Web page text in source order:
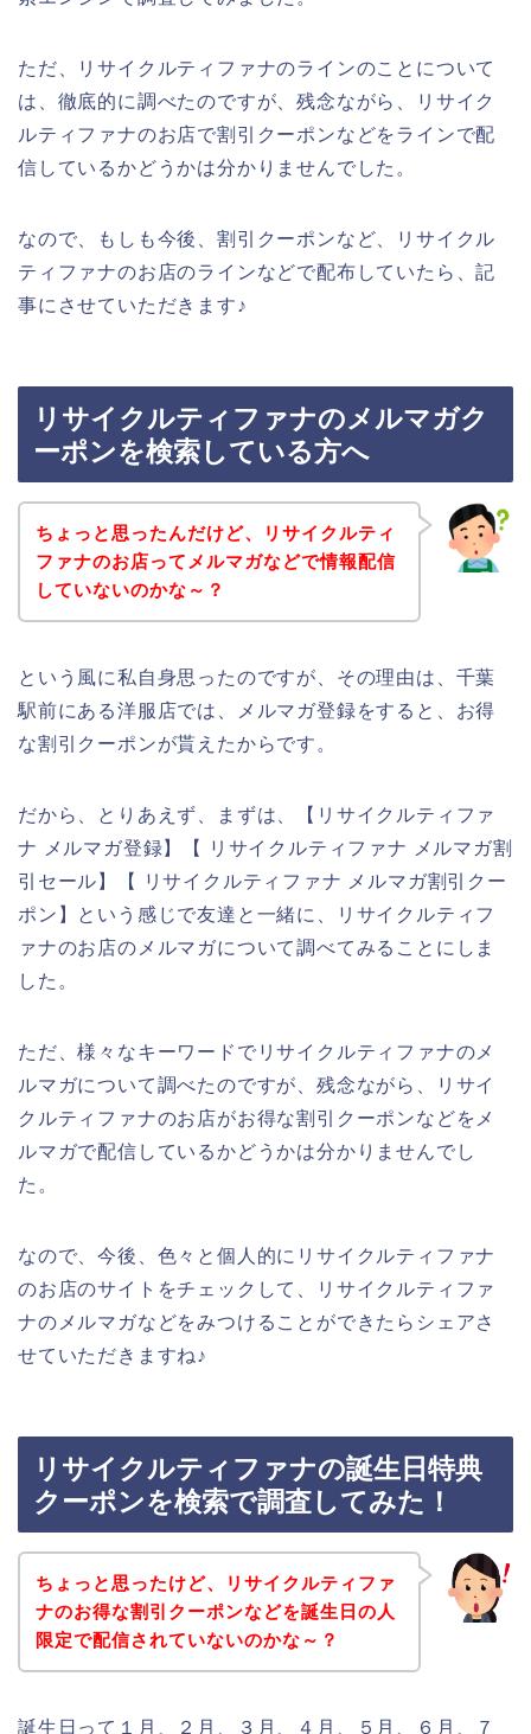
ただ、リサイクルティファナのラインのことについて
は、徹底的に調べたのですが、残念ながら、リサイク
ルティファナのお店で割引クーポンなどをラインで配
信しているかどうかは分かりませんでした。
なので、もしも今後、割引クーポンなど、リサイクル
ティファナのお店のラインなどで配布していたら、記
事にさせていただきます♪
リサイクルティファナのメルマガク
ーポンを検索している方へ
ちょっと思ったんだけど、リサイクルティ
ファナのお店ってメルマガなどで情報配信
していないのかな～？
という風に私自身思ったのですが、その理由は、千葉
駅前にある洋服店では、メルマガ登録をすると、お得
な割引クーポンが貰えたからです。
だから、とりあえず、まずは、【リサイクルティファ
ナ メルマガ登録】【 リサイクルティファナ メルマガ割
引セール】【 リサイクルティファナ メルマガ割引クー
ポン】という感じで友達と一緒に、リサイクルティフ
ァナのお店のメルマガについて調べてみることにしま
した。
ただ、様々なキーワードでリサイクルティファナのメ
ルマガについて調べたのですが、残念ながら、リサイ
クルティファナのお店がお得な割引クーポンなどをメ
ルマガで配信しているかどうかは分かりませんでし
た。
なので、今後、色々と個人的にリサイクルティファナ
のお店のサイトをチェックして、リサイクルティファ
ナのメルマガなどをみつけることができたらシェアさ
せていただきますね♪
リサイクルティファナの誕生日特典
クーポンを検索で調査してみた！
ちょっと思ったけど、リサイクルティファ
ナのお得な割引クーポンなどを誕生日の人
限定で配信されていないのかな～？
誕生日って１月、２月、３月、４月、５月、６月、７